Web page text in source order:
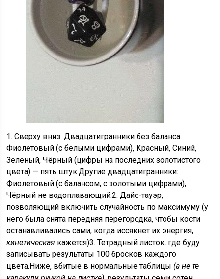
1. Сверху вниз. Двадцатигранники без баланса:
Фиолетовый (с белыми цифрами), Красный, Синий,
Зелёный, Чёрный (цифры на последних золотистого
цвета) — пять штук.Другие двадцатигранники:
Фиолетовый (с балансом, с золотыми цифрами),
Чёрный не водоплавающий.2. Дайс-тауэр,
позволяющий включить случайность по максимуму (у
него была снята передняя перегородка, чтобы кости
останавливались сами, когда иссякнет их энергия,
кинетическая кажется)3. Тетрадный листок, где буду
записывать результаты 100 бросков каждого
цвета.Ниже, вбитые в нормальные таблицы (а не те